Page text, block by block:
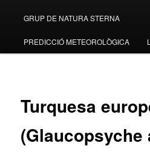
GRUP DE NATURA STERNA
PREDICCIÓ METEOROLÒGICA
Turquesa
(Glaucopsyche